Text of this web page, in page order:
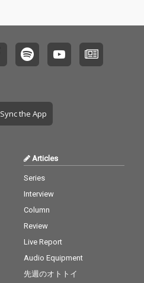
つDEEJAYスキルに注
キラーチューン、また
一つ装填完了。
Sync the App
Articles
Series
Interview
Column
Review
Live Report
Audio Equipment
先週のオトトイ